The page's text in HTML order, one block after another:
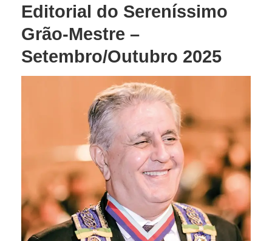
Editorial do Sereníssimo
Grão-Mestre –
Setembro/Outubro 2025